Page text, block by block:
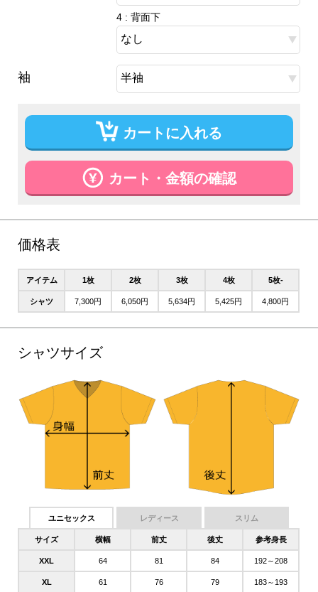
4 : 背面下
袖
カートに入れる
カート・金額の確認
価格表
アイテム 1枚 2枚 3枚 4枚 5枚-
シャツ 7,300円 6,050円 5,634円 5,425円 4,800円
シャツサイズ
ユニセックス レディース スリム
サイズ 横幅 前丈 後丈 参考身長
XXL 64 81 84 192～208
XL 61 76 79 183～193